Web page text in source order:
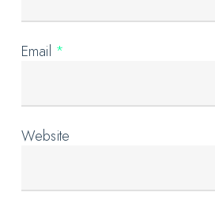
Email *
Website